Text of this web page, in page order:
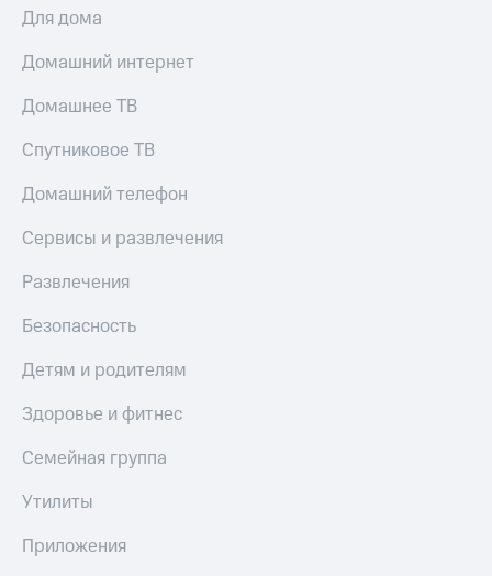
Для дома
Домашний интернет
Домашнее ТВ
Спутниковое ТВ
Домашний телефон
Сервисы и развлечения
Развлечения
Безопасность
Детям и родителям
Здоровье и фитнес
Семейная группа
Утилиты
Приложения